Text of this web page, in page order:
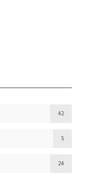
42
5
24